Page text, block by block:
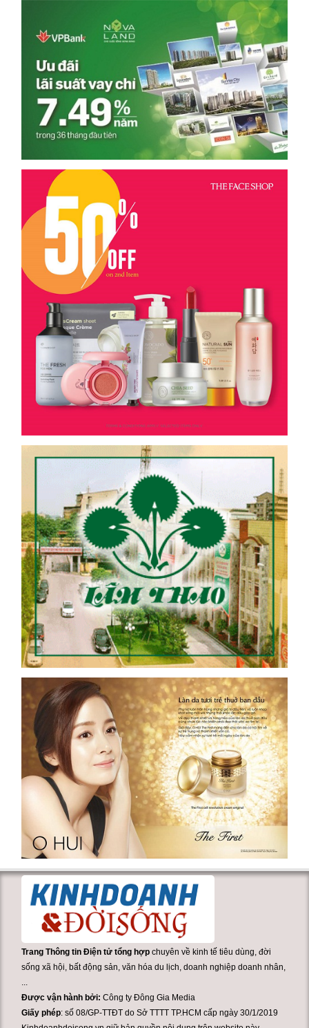
Trang Thông tin Điện tử tổng hợp chuyên về kinh tế tiêu dùng, đời
sống xã hội, bất động sản, văn hóa du lịch, doanh nghiệp doanh nhân,
Được vận hành bởi:Công ty Đông Gia Media
Giấy phép: số 08/GP-TTĐT do Sở TTTT TP.HCM cấp ngày 30/1/2019